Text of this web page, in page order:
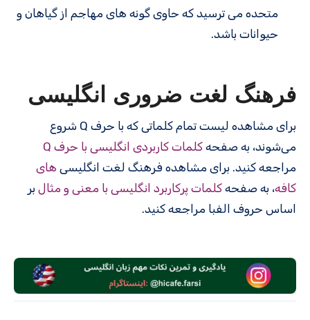
متحده می ترسید که حاوی گونه های مهاجم از گیاهان و
حیوانات باشد.
فرهنگ لغت ضروری انگلیسی
برای مشاهده لیست تمام کلماتی که با حرف Q شروع
می‌شوند، به صفحه کلمات کاربردی انگلیسی با حرف Q
مراجعه کنید. برای مشاهده فرهنگ لغت انگلیسی های
کافه، به صفحه کلمات پرکاربرد انگلیسی با معنی و مثال بر
اساس حروف الفبا مراجعه کنید.